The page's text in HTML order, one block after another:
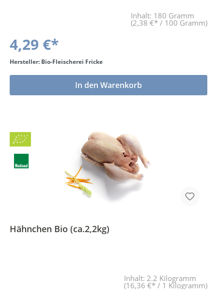
Inhalt: 180 Gramm
(2,38 €* / 100 Gramm)
4,29 €*
Hersteller: Bio-Fleischerei Fricke
In den Warenkorb
Bio
BLa
Hähnchen Bio (ca.2,2kg)
Inhalt: 2.2 Kilogramm
(16,36 €* / 1 Kilogramm)